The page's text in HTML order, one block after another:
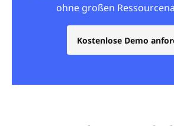
ohne großen
Kostenlose Demo